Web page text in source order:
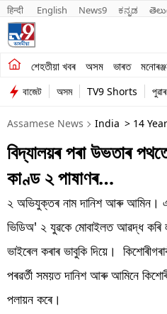
हिन्दी English News9 ಕನ್ನಡ
শেহতীয়া খবৰ অসম ভাৰত
শেহতীয়া খবৰ
অসম
ভাৰত
মনোৰঞ্জন
ব্যৱসায়
শিক্ষা
খেল
বাজেট অসম TV9 Shorts
Assamese News India > 14
বিদ্যালয়ৰ পৰা উভতাৰ
কাণ্ড ২ পাষাণৰ…
২ অভিযুক্তৰ নাম দানিশ আৰু আমিন।
ভিডিঅ' ২ যুৱকে মোবাইলত আৱদ্ধ
ভাইৰেল কৰাৰ ভাবুকি দিয়ে।
পৰৱৰ্তী সময়ত দানিশ আৰু আমিনে
পলায়ন কৰে।